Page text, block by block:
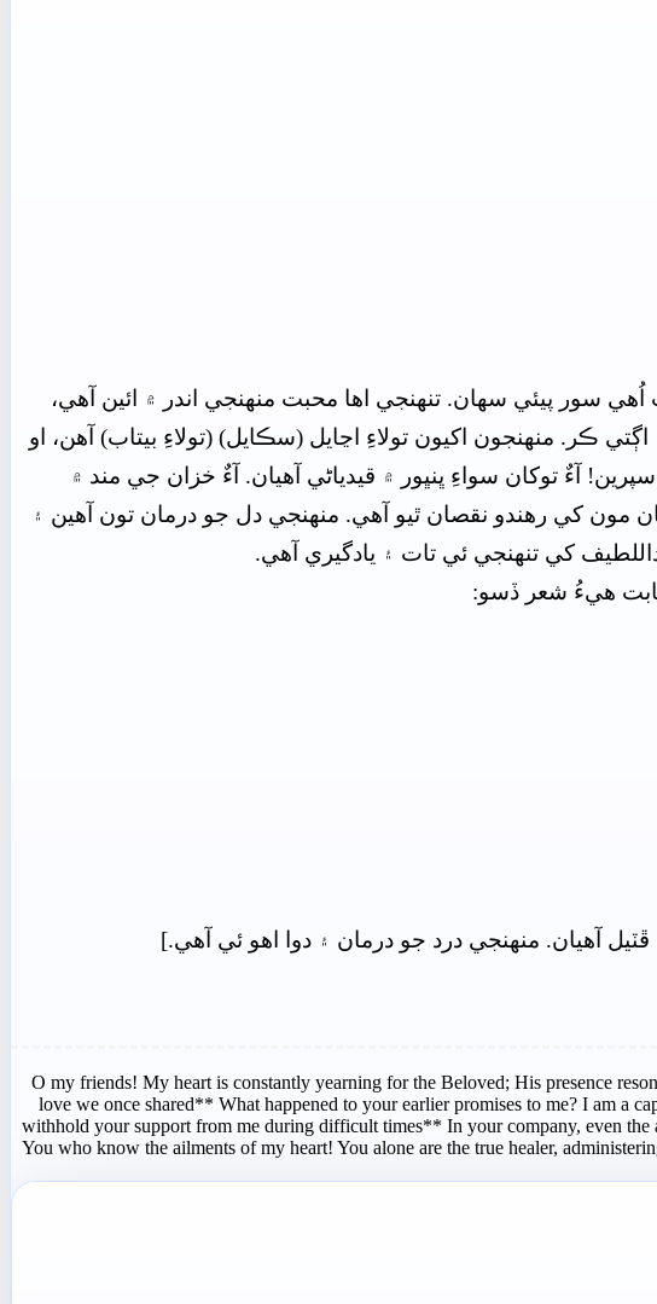
سور پيئي سھان. تنھنجي اها محبت منھنجي اندر ۾ ائين آهي،
ڪر. منھنجون اکيون تولاءِ اڃايل (سڪايل) (تولاءِ بيتاب) آهن، او
آءٌ توکان سواءِ ڀنڀور ۾ قيدياڻي آهيان. آءٌ خزان جي مند ۾
کي رهندو نقصان ٿيو آهي. منھنجي دل جو درمان تون آهين ۽
کي تنھنجي ئي تات ۽ يادگيري آهي.
هيءُ شعر ڏسو:
آهيان. منھنجي درد جو درمان ۽ دوا اهو ئي آهي.]
O my friends! My heart is constantly yearning for the Beloved; His presence
love we once shared** What happened to your earlier promises to me? I am a
withhold your support from me during difficult times** In your company, even
You who know the ailments of my heart! You alone are the true healer,